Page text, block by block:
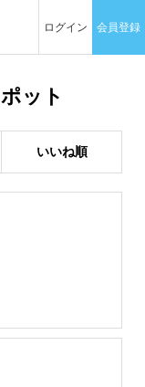
ログイン 会員登録
ット
いいね順